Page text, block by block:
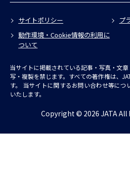
サイトポリシー
プ
動作環境・Cookie情報の利用に
ついて
当サイトに掲載されている記事・写真・文
写・複製を禁じます。すべての著作権は、
す。
当サイトに関するお問い合わせ等につ
いたします。
Copyright © 2026 JATA All